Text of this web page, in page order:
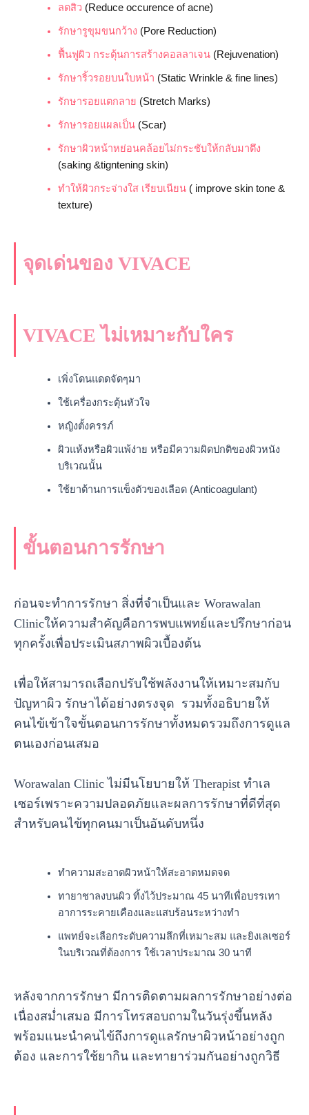
ลดสิว (Reduce occurence of acne)
รักษารูขุมขนกว้าง (Pore Reduction)
ฟื้นฟูผิว กระตุ้นการสร้างคอลลาเจน (Rejuvenation)
รักษาริ้วรอยบนใบหน้า (Static Wrinkle & fine lines)
รักษารอยแตกลาย (Stretch Marks)
รักษารอยแผลเป็น (Scar)
รักษาผิวหน้าหย่อนคล้อยไม่กระชับให้กลับมาตึง
(saking &tigntening skin)
ทำให้ผิวกระจ่างใส เรียบเนียน ( improve skin tone &
texture)
จุดเด่นของ VIVACE
VIVACE ไม่เหมาะกับใคร
เพิ่งโดนแดดจัดๆมา
ใช้เครื่องกระตุ้นหัวใจ
หญิงตั้งครรภ์
ผิวแห้งหรือผิวแพ้ง่าย หรือมีความผิดปกติของผิวหนัง
บริเวณนั้น
ใช้ยาต้านการแข็งตัวของเลือด (Anticoagulant)
ขั้นตอนการรักษา
ก่อนจะทำการรักษา สิ่งที่จำเป็นและ Worawalan
Clinicให้ความสำคัญคือการพบแพทย์และปรึกษาก่อน
ทุกครั้งเพื่อประเมินสภาพผิวเบื้องต้น
เพื่อให้สามารถเลือกปรับใช้พลังงานให้เหมาะสมกับ
ปัญหาผิว รักษาได้อย่างตรงจุด รวมทั้งอธิบายให้
คนไข้เข้าใจขั้นตอนการรักษาทั้งหมดรวมถึงการดูแล
ตนเองก่อนเสมอ
Worawalan Clinic ไม่มีนโยบายให้ Therapist ทำเล
เซอร์เพราะความปลอดภัยและผลการรักษาที่ดีที่สุด
สำหรับคนไข้ทุกคนมาเป็นอันดับหนึ่ง
ทำความสะอาดผิวหน้าให้สะอาดหมดจด
ทายาชาลงบนผิว ทิ้งไว้ประมาณ 45 นาทีเพื่อบรรเทา
อาการระคายเคืองและแสบร้อนระหว่างทำ
แพทย์จะเลือกระดับความลึกที่เหมาะสม และยิงเลเซอร์
ในบริเวณที่ต้องการ ใช้เวลาประมาณ 30 นาที
หลังจากการรักษา มีการติดตามผลการรักษาอย่างต่อ
เนื่องสม่ำเสมอ มีการโทรสอบถามในวันรุ่งขึ้นหลัง
พร้อมแนะนำคนไข้ถึงการดูแลรักษาผิวหน้าอย่างถูก
ต้อง และการใช้ยากิน และทายาร่วมกันอย่างถูกวิธี